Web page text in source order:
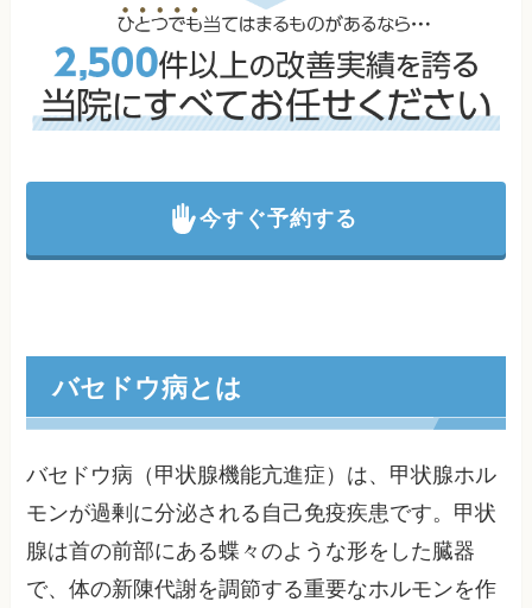
今すぐ予約する
バセドウ病とは
バセドウ病（甲状腺機能亢進症）は、甲状腺ホル
モンが過剰に分泌される自己免疫疾患です。甲状
腺は首の前部にある蝶々のような形をした臓器
で、体の新陳代謝を調節する重要なホルモンを作